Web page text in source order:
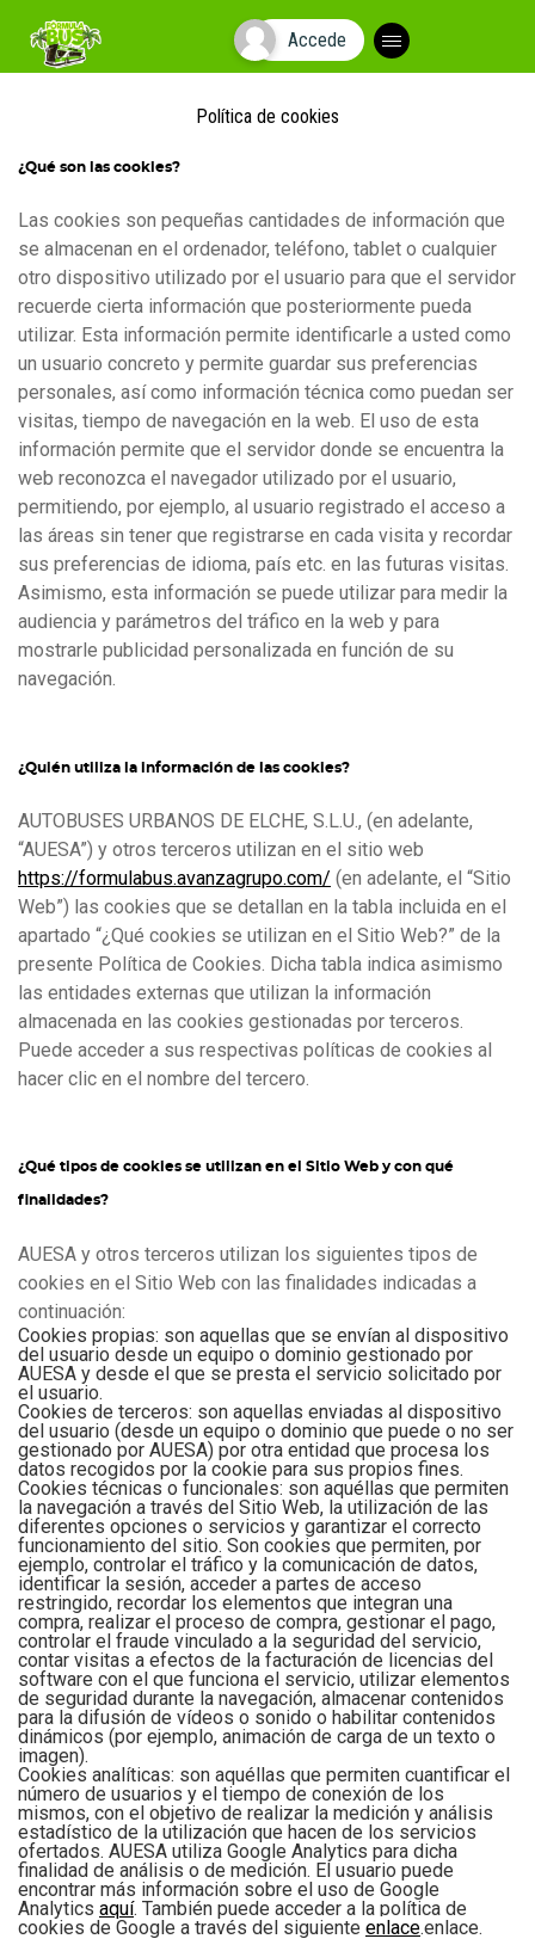
Accede
Plegar
navegación
Política de cookies
¿Qué son las cookies?
Las cookies son pequeñas cantidades de información que
se almacenan en el ordenador, teléfono, tablet o cualquier
otro dispositivo utilizado por el usuario para que el servidor
recuerde cierta información que posteriormente pueda
utilizar. Esta información permite identificarle a usted como
un usuario concreto y permite guardar sus preferencias
personales, así como información técnica como puedan ser
visitas, tiempo de navegación en la web. El uso de esta
información permite que el servidor donde se encuentra la
web reconozca el navegador utilizado por el usuario,
permitiendo, por ejemplo, al usuario registrado el acceso a
las áreas sin tener que registrarse en cada visita y recordar
sus preferencias de idioma, país etc. en las futuras visitas.
Asimismo, esta información se puede utilizar para medir la
audiencia y parámetros del tráfico en la web y para
mostrarle publicidad personalizada en función de su
navegación.
¿Quién utiliza la información de las cookies?
AUTOBUSES URBANOS DE ELCHE, S.L.U., (en adelante,
“AUESA”) y otros terceros utilizan en el sitio web
https://formulabus.avanzagrupo.com/ (en adelante, el “Sitio
Web”) las cookies que se detallan en la tabla incluida en el
apartado “¿Qué cookies se utilizan en el Sitio Web?” de la
presente Política de Cookies. Dicha tabla indica asimismo
las entidades externas que utilizan la información
almacenada en las cookies gestionadas por terceros.
Puede acceder a sus respectivas políticas de cookies al
hacer clic en el nombre del tercero.
¿Qué tipos de cookies se utilizan en el Sitio Web y con qué
finalidades?
AUESA y otros terceros utilizan los siguientes tipos de
cookies en el Sitio Web con las finalidades indicadas a
continuación:
Cookies propias: son aquellas que se envían al dispositivo
del usuario desde un equipo o dominio gestionado por
AUESA y desde el que se presta el servicio solicitado por
el usuario.
Cookies de terceros: son aquellas enviadas al dispositivo
del usuario (desde un equipo o dominio que puede o no ser
gestionado por AUESA) por otra entidad que procesa los
datos recogidos por la cookie para sus propios fines.
Cookies técnicas o funcionales: son aquéllas que permiten
la navegación a través del Sitio Web, la utilización de las
diferentes opciones o servicios y garantizar el correcto
funcionamiento del sitio. Son cookies que permiten, por
ejemplo, controlar el tráfico y la comunicación de datos,
identificar la sesión, acceder a partes de acceso
restringido, recordar los elementos que integran una
compra, realizar el proceso de compra, gestionar el pago,
controlar el fraude vinculado a la seguridad del servicio,
contar visitas a efectos de la facturación de licencias del
software con el que funciona el servicio, utilizar elementos
de seguridad durante la navegación, almacenar contenidos
para la difusión de vídeos o sonido o habilitar contenidos
dinámicos (por ejemplo, animación de carga de un texto o
imagen).
Cookies analíticas: son aquéllas que permiten cuantificar el
número de usuarios y el tiempo de conexión de los
mismos, con el objetivo de realizar la medición y análisis
estadístico de la utilización que hacen de los servicios
ofertados. AUESA utiliza Google Analytics para dicha
finalidad de análisis o de medición. El usuario puede
encontrar más información sobre el uso de Google
Analytics aquí. También puede acceder a la política de
cookies de Google a través del siguiente enlace.enlace.